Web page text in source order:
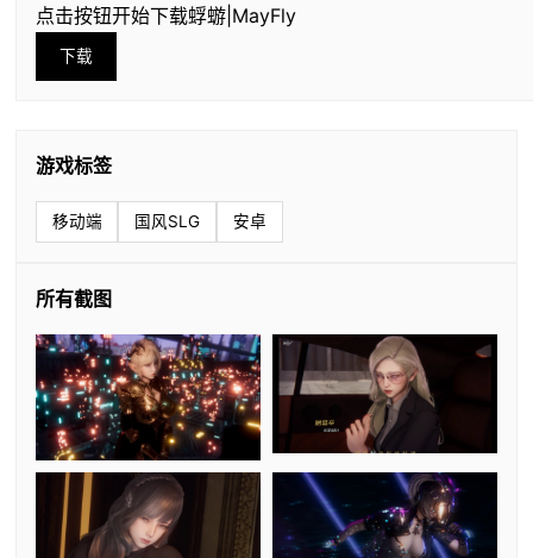
点击按钮开始下载蜉蝣|MayFly
下载
游戏标签
移动端 国风SLG 安卓
所有截图